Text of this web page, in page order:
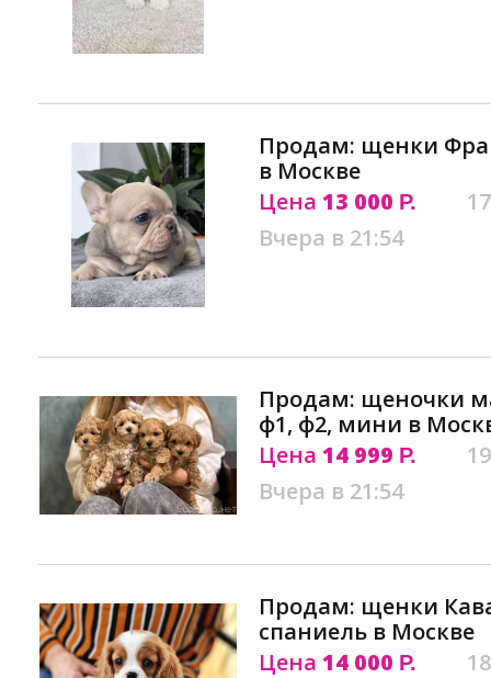
Продам: щенки
в Москве
Цена 13 000 Р.
Вчера в 21:54
Продам: щеночки
ф1, ф2, мини в
Цена 14 999 Р.
Вчера в 21:54
Продам: щенки
спаниель в Москве
Цена 14 000 Р.